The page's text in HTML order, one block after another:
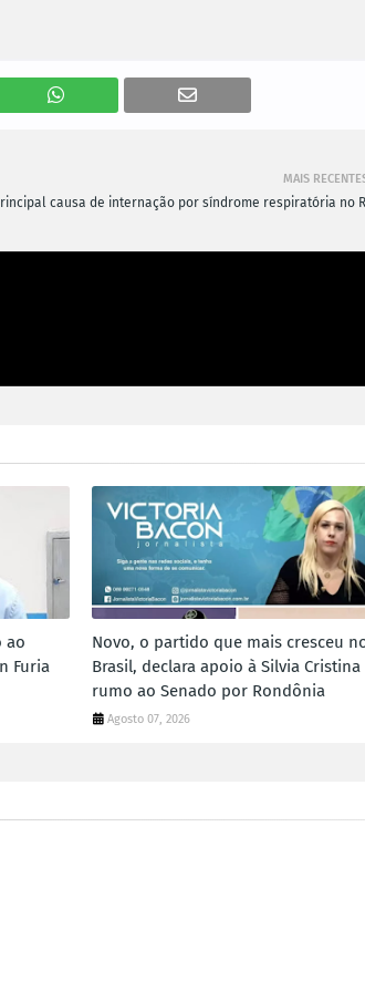
MAIS
causa de internação por síndrome respiratória no
ao
Furia
Novo, o partido que mais cresceu
Brasil, declara apoio à Silvia Cristina
rumo ao Senado por Rondônia
Agosto 07, 2026